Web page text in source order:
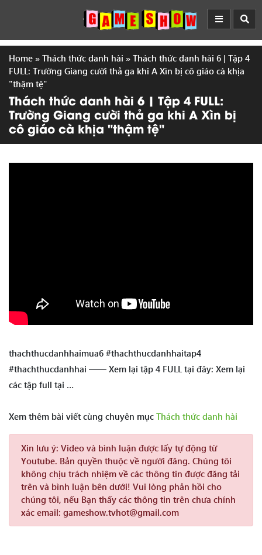
Home » Thách thức danh hài » Thách thức danh hài 6 | Tập 4
FULL: Trường Giang cười thả ga khi A Xìn bị cô giáo cà khịa
"thậm tệ"
Thách thức danh hài 6 | Tập 4 FULL:
Trường Giang cười thả ga khi A Xìn bị
cô giáo cà khịa "thậm tệ"
thachthucdanhhaimua6 #thachthucdanhhaitap4
#thachthucdanhhai —— Xem lại tập 4 FULL tại đây: Xem lại
các tập full tại …
Xem thêm bài viết cùng chuyên mục Thách thức danh hài
Xin lưu ý: Video và bình luận được lấy tự động từ
Youtube. Bản quyền thuộc về người đăng. Chúng tôi
không chịu trách nhiệm về các thông tin được đăng tải
trên và bình luận bên dưới! Vui lòng phản hồi cho
chúng tôi, nếu Bạn thấy các thông tin trên chưa chính
xác email: gameshow.tvhot@gmail.com